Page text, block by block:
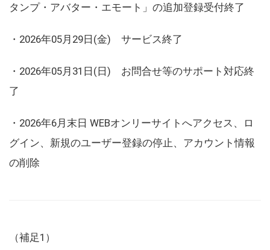
タンプ・アバター・エモート」の追加登録受付終了
・2026年05月29日(金) サービス終了
・2026年05月31日(日) お問合せ等のサポート対応終
了
・2026年6月末日 WEBオンリーサイトへアクセス、ロ
グイン、新規のユーザー登録の停止、アカウント情報
の削除
（補足1）